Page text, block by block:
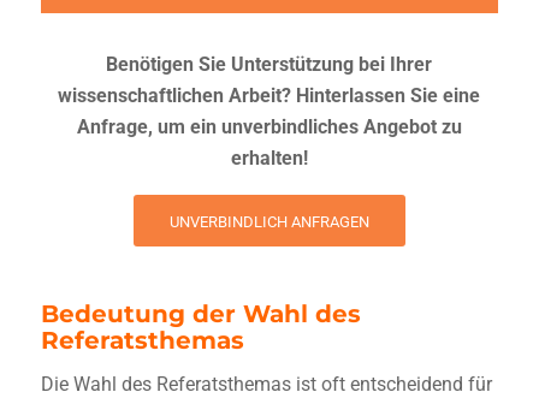
Benötigen Sie Unterstützung bei Ihrer
wissenschaftlichen Arbeit? Hinterlassen Sie eine
Anfrage, um ein unverbindliches Angebot zu
erhalten!
UNVERBINDLICH ANFRAGEN
Bedeutung der Wahl des
Referatsthemas
Die Wahl des Referatsthemas ist oft entscheidend für